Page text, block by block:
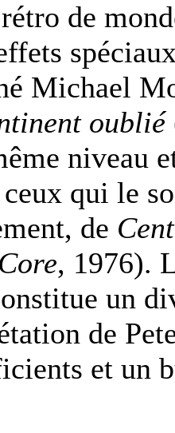
de
Michael
oublié
niveau
qui le
de
, 1976).
un
de
et un